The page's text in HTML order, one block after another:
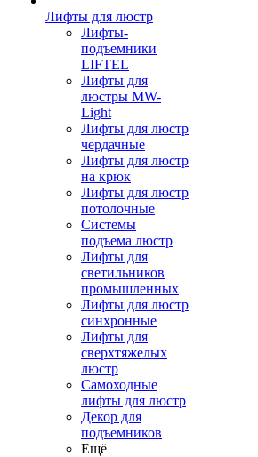
Лифты для люстр
Лифты-
подъемники
LIFTEL
Лифты для
люстры MW-
Light
Лифты для люстр
чердачные
Лифты для люстр
на крюк
Лифты для люстр
потолочные
Системы
подъема люстр
Лифты для
светильников
промышленных
Лифты для люстр
синхронные
Лифты для
сверхтяжелых
люстр
Самоходные
лифты для люстр
Декор для
подъемников
Ещё